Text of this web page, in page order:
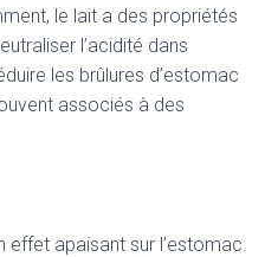
le lait a des propriétés
l’acidité dans
les brûlures d’estomac
associés à des
effet apaisant sur l’estomac.